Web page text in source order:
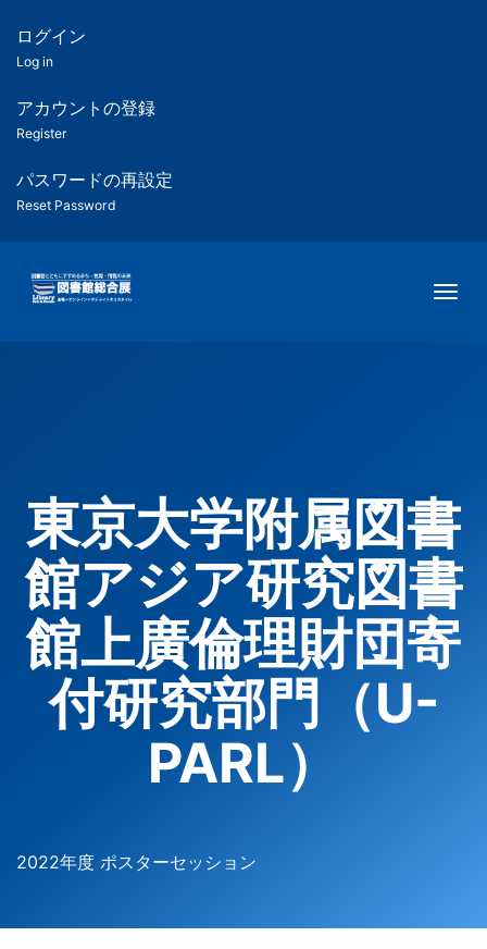
ツ
匿
名
ユ
ー
ー
用
メ
ー
ログイン
Log in
アカウントの登録
Register
パスワードの再設定
Reset Password
東京大学附属図書
館アジア研究図書
館上廣倫理財団寄
付研究部門（U-
PARL）
2022年度 ポスターセッション